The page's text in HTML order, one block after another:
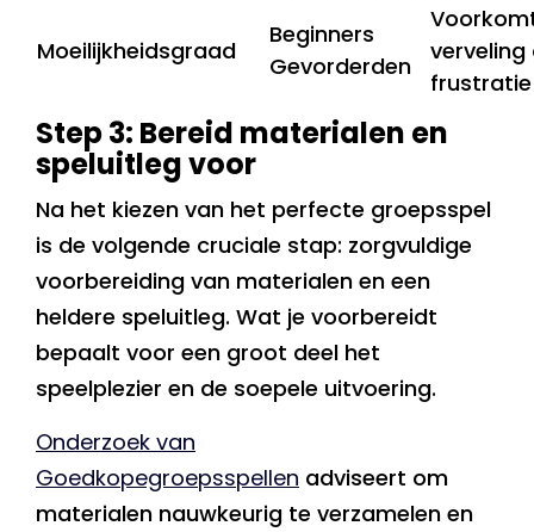
Moeilijkheidsgraad
Beginners
Gevorderden
verveling
frustratie
Step 3: Bereid materialen en
speluitleg voor
Na het kiezen van het perfecte groepsspel
is de volgende cruciale stap: zorgvuldige
voorbereiding van materialen en een
heldere speluitleg. Wat je voorbereidt
bepaalt voor een groot deel het
speelplezier en de soepele uitvoering.
Onderzoek van
Goedkopegroepsspellen adviseert om
materialen nauwkeurig te verzamelen en